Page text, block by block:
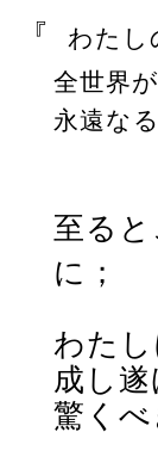
『
わたし
全世界
永遠な
至る
に；
わたし
成し
驚く